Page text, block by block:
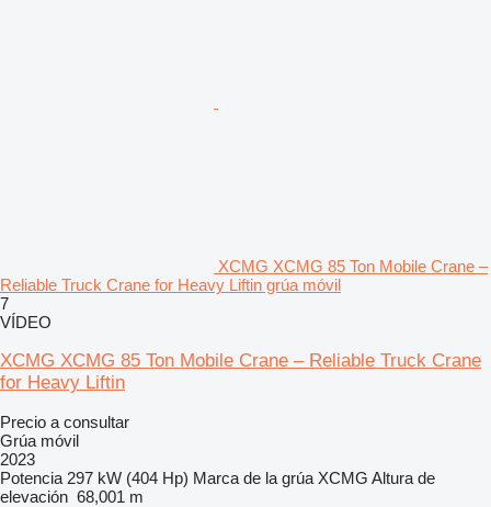
XCMG XCMG 85 Ton Mobile Crane –
Reliable Truck Crane for Heavy Liftin grúa móvil
7
VÍDEO
XCMG XCMG 85 Ton Mobile Crane – Reliable Truck Crane
for Heavy Liftin
Precio a consultar
Grúa móvil
2023
Potencia 297 kW (404 Hp) Marca de la grúa XCMG Altura de
elevación 68,001 m